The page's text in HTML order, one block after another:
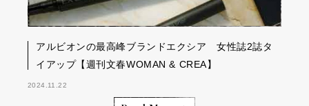
アルビオンの最高峰ブランドエクシア 女性誌2誌タ
イアップ【週刊文春WOMAN & CREA】
2024.11.22